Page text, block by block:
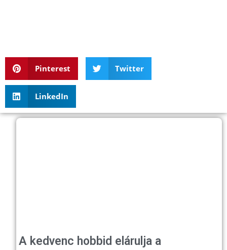
Pinterest Twitter
LinkedIn
A kedvenc hobbid elárulja a